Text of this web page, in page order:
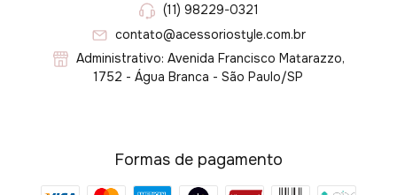
(11) 98229-0321
contato@acessoriostyle.com.br
Administrativo: Avenida Francisco Matarazzo,
1752 - Água Branca - São Paulo/SP
Formas de pagamento